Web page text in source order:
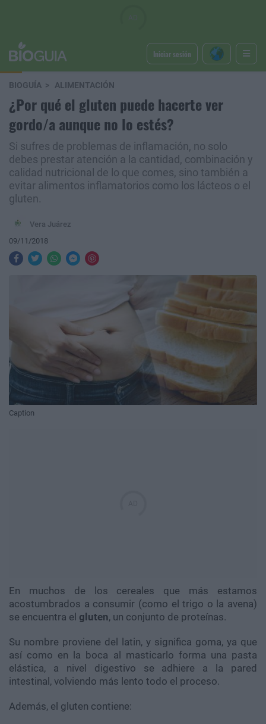
Iniciar sesión
BIOGUÍA ALIMENTACIÓN
¿Por qué el gluten puede hacerte ver
gordo/a aunque no lo estés?
Si sufres de problemas de inflamación, no solo
debes prestar atención a la cantidad, combinación y
calidad nutricional de lo que comes, sino también a
evitar alimentos inflamatorios como los lácteos o el
gluten.
Vera Juárez
09/11/2018
Caption
En muchos de los cereales que más estamos
acostumbrados a consumir (como el trigo o la avena)
se encuentra el gluten, un conjunto de proteínas.
Su nombre proviene del latin, y significa goma, ya que
así como en la boca al masticarlo forma una pasta
elástica, a nivel digestivo se adhiere a la pared
intestinal, volviendo más lento todo el proceso.
Además, el gluten contiene: